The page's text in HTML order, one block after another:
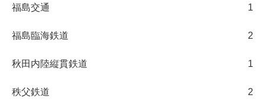
福島交通 1
福島臨海鉄道 2
秋田内陸縦貫鉄道 1
秩父鉄道 2